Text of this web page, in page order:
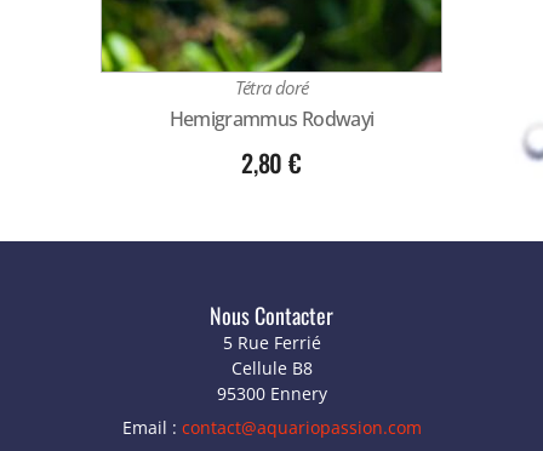
Tétra doré
Hemigrammus Rodwayi
2,80€
Nous Contacter
5 Rue Ferrié
Cellule B8
95300 Ennery
Email : contact@aquariopassion.com